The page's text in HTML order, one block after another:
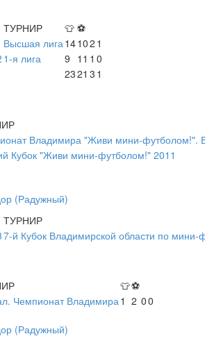
ТУРНИР 👕 ⚽
Высшая лига14102 1
1-я лига 9 11 1 0
2321 3 1
Владимира "Живи мини-футболом!".
Кубок "Живи мини-футболом!" 2011
(Радужный)
ТУРНИР
7-й Кубок Владимирской области по мини-
👕⚽
Чемпионат Владимира1 2 00
(Радужный)